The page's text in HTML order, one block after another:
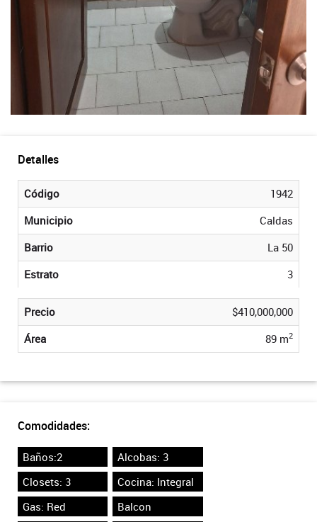
Detalles
Código
1942
Municipio
Caldas
Barrio
La 50
Estrato
3
Precio
$410,000,000
Área
89 m2
Comodidades:
Baños:2
Alcobas: 3
Closets: 3
Cocina: Integral
Gas: Red
Balcon